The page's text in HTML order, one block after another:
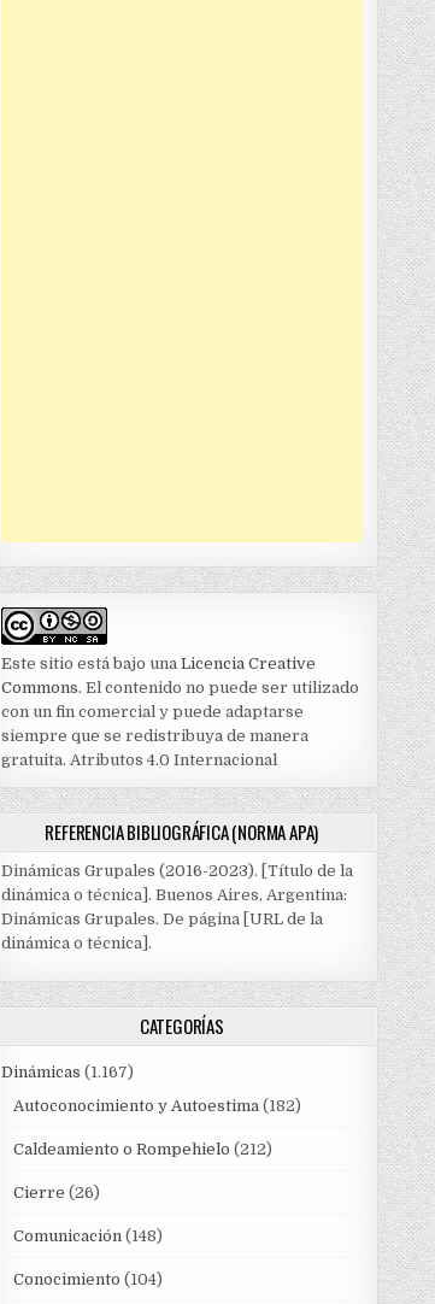
Este sitio está bajo una Licencia Creative
Commons. El contenido no puede ser utilizado
con un fin comercial y puede adaptarse
siempre que se redistribuya de manera
gratuita. Atributos 4.0 Internacional
REFERENCIA BIBLIOGRÁFICA (NORMA APA)
Dinámicas Grupales (2016-2023). [Título de la
dinámica o técnica]. Buenos Aires, Argentina:
Dinámicas Grupales. De página [URL de la
dinámica o técnica].
CATEGORÍAS
Dinámicas (1.167)
Autoconocimiento y Autoestima(182)
Caldeamiento o Rompehielo (212)
Cierre (26)
Comunicación(148)
Conocimiento (104)